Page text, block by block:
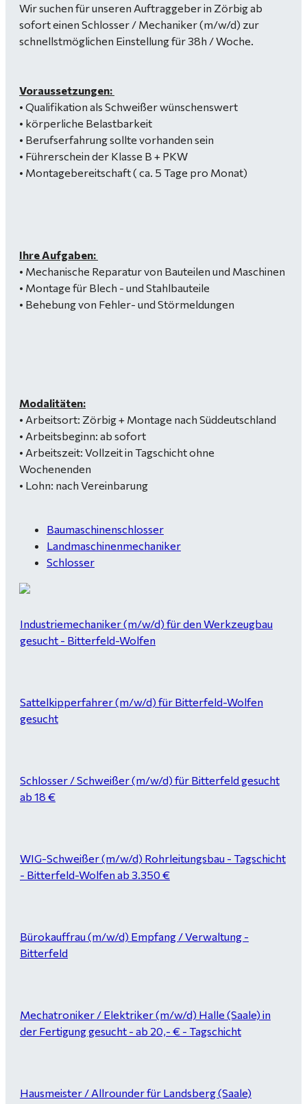
Wir suchen für unseren Auftraggeber in Zörbig ab
sofort einen Schlosser / Mechaniker (m/w/d) zur
schnellstmöglichen Einstellung für 38h / Woche.
Voraussetzungen:
• Qualifikation als Schweißer wünschenswert
• körperliche Belastbarkeit
• Berufserfahrung sollte vorhanden sein
• Führerschein der Klasse B + PKW
• Montagebereitschaft ( ca. 5 Tage pro Monat)
Ihre Aufgaben:
• Mechanische Reparatur von Bauteilen und Maschinen
• Montage für Blech - und Stahlbauteile
• Behebung von Fehler- und Störmeldungen
Modalitäten:
• Arbeitsort: Zörbig + Montage nach Süddeutschland
• Arbeitsbeginn: ab sofort
• Arbeitszeit: Vollzeit in Tagschicht ohne
Wochenenden
• Lohn: nach Vereinbarung
Baumaschinenschlosser
Landmaschinenmechaniker
Schlosser
Industriemechaniker (m/w/d) für den Werkzeugbau
gesucht - Bitterfeld-Wolfen
Sattelkipperfahrer (m/w/d) für Bitterfeld-Wolfen
gesucht
Schlosser / Schweißer (m/w/d) für Bitterfeld gesucht
ab 18 €
WIG-Schweißer (m/w/d) Rohrleitungsbau - Tagschicht
- Bitterfeld-Wolfen ab 3.350 €
Bürokauffrau (m/w/d) Empfang / Verwaltung -
Bitterfeld
Mechatroniker / Elektriker (m/w/d) Halle (Saale) in
der Fertigung gesucht - ab 20,- € - Tagschicht
Hausmeister / Allrounder für Landsberg (Saale)